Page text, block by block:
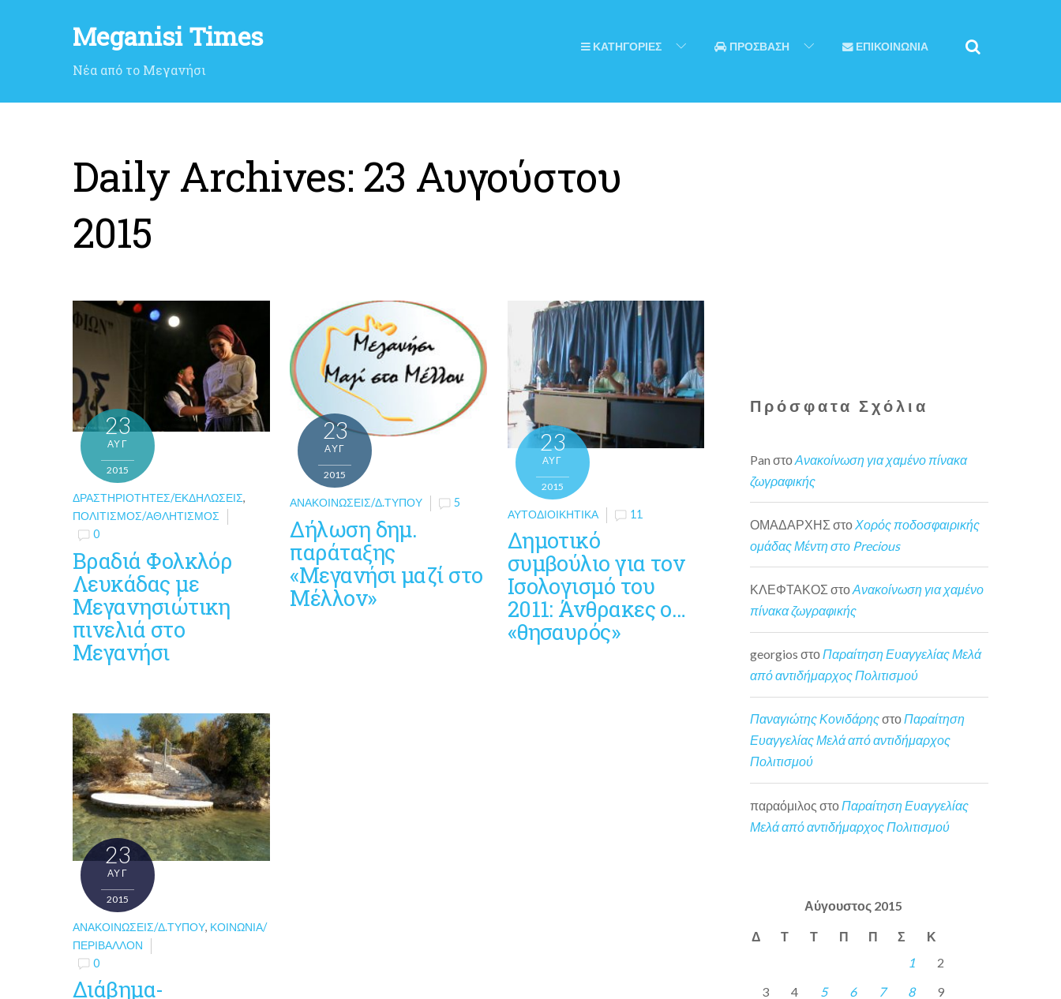
Meganisi Times
Νέα από το Μεγανήσι
ΚΑΤΗΓΟΡΙΕΣ ΠΡΟΣΒΑΣΗ ΕΠΙΚΟΙΝΩΝΙΑ
Daily Archives: 23 Αυγούστου
2015
23
ΑΥΓ
2015
ΔΡΑΣΤΗΡΙΌΤΗΤΕΣ/ΕΚΔΗΛΏΣΕΙΣ,
ΠΟΛΙΤΙΣΜΌΣ/ΑΘΛΗΤΙΣΜΌΣ
0
Βραδιά Φολκλόρ
Λευκάδας με
Μεγανησιώτικη
πινελιά στο
Μεγανήσι
23
ΑΥΓ
2015
ΑΝΑΚΟΙΝΏΣΕΙΣ/Δ.ΤΎΠΟΥ 5
Δήλωση δημ.
παράταξης
«Μεγανήσι μαζί στο
Μέλλον»
23
ΑΥΓ
2015
ΑΥΤΟΔΙΟΙΚΗΤΙΚΆ 11
Δημοτικό
συμβούλιο για τον
Ισολογισμό του
2011: Άνθρακες ο…
«θησαυρός»
23
ΑΥΓ
2015
ΑΝΑΚΟΙΝΏΣΕΙΣ/Δ.ΤΎΠΟΥ, ΚΟΙΝΩΝΊΑ/
ΠΕΡΙΒΆΛΛΟΝ
0
Διάβημα-
Πρόσφατα Σχόλια
Pan στοΑνακοίνωση για χαμένο πίνακα
ζωγραφικής
ΟΜΑΔΑΡΧΗΣ στο Χορός ποδοσφαιρικής
ομάδας Μέντη στο Precious
ΚΛΕΦΤΑΚΟΣ στοΑνακοίνωση για χαμένο
πίνακα ζωγραφικής
georgios στοΠαραίτηση Ευαγγελίας Μελά
από αντιδήμαρχος Πολιτισμού
Παναγιώτης ΚονιδάρηςστοΠαραίτηση
Ευαγγελίας Μελά από αντιδήμαρχος
Πολιτισμού
παραόμιλος στο Παραίτηση Ευαγγελίας
Μελά από αντιδήμαρχος Πολιτισμού
Αύγουστος 2015
Δ Τ Τ Π Π Σ Κ
1
2
3
4 5 6 7 8
9